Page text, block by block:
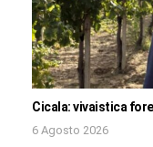
Cicala: vivaistica
6 Agosto 2026